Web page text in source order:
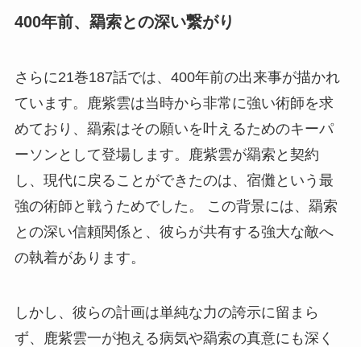
400年前、羂索との深い繋がり
さらに21巻187話では、400年前の出来事が描かれ
ています。鹿紫雲は当時から非常に強い術師を求
めており、羂索はその願いを叶えるためのキーパ
ーソンとして登場します。鹿紫雲が羂索と契約
し、現代に戻ることができたのは、宿儺という最
強の術師と戦うためでした。 この背景には、羂索
との深い信頼関係と、彼らが共有する強大な敵へ
の執着があります。
しかし、彼らの計画は単純な力の誇示に留まら
ず、鹿紫雲一が抱える病気や羂索の真意にも深く